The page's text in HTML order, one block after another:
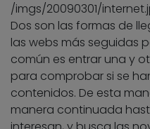
/imgs/20090301/
Dos son las formas de
las webs más seguidas
común es entrar una y
para comprobar si se
contenidos. De esta
manera continuada